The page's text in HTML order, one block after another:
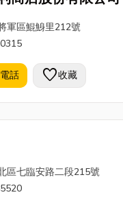
軍區鯤鯓里212號
話 favorite收藏
區七臨安路二段215號